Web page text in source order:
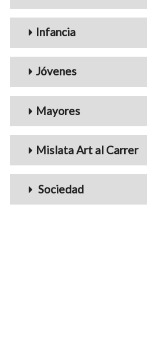
Infancia
Jóvenes
Mayores
Mislata Art al Carrer
Sociedad